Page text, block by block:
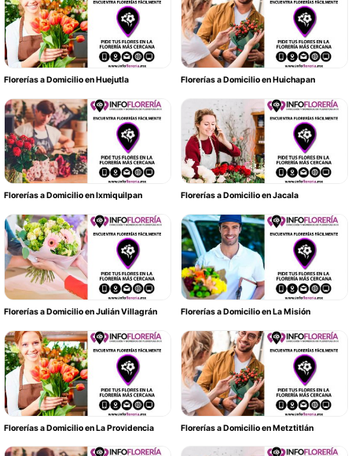
Florerías a Domicilio en Huejutla Florerías a Domicilio en Huichapan
Florerías a Domicilio en Ixmiquilpan Florerías a Domicilio en Jacala
Florerías a Domicilio en Julián Villagrán Florerías a Domicilio en La Misión
Florerías a Domicilio en La Providencia Florerías a Domicilio en Metztitlán